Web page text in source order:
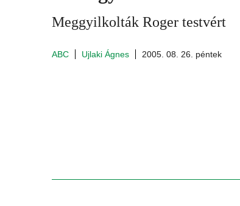
Meggyilkolták Roger testvért
ABC Ujlaki Ágnes 2005. 08. 26. péntek